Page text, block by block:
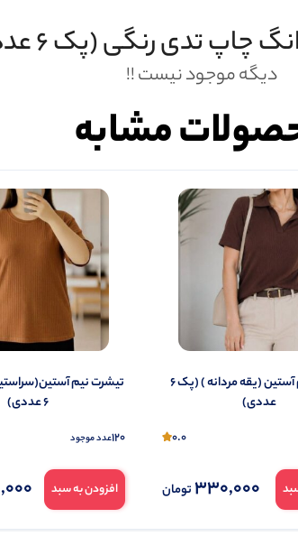
در مورد این کالا نظر دهید.
ناشناس نیز دیدگاه خود را ثبت کنید.
چاپ تدی رنگی (پک 6 عددی)
دیگه موجود نیست !!
مشابه
تیشرت نیم آستین (یقه مردانه ) (پک 6
عددی)
0.0
330,000تومان
تیشرت نیم
6 عددی)
120عدد موجود
افزودن به سبد